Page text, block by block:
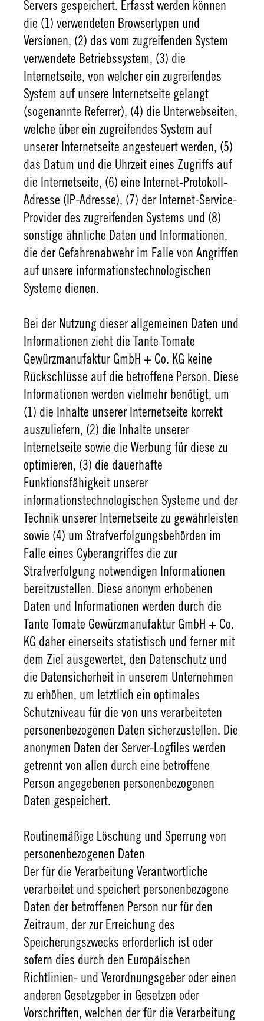
Servers gespeichert. Erfasst werden können
die (1) verwendeten Browsertypen und
Versionen, (2) das vom zugreifenden System
verwendete Betriebssystem, (3) die
Internetseite, von welcher ein zugreifendes
System auf unsere Internetseite gelangt
(sogenannte Referrer), (4) die Unterwebseiten,
welche über ein zugreifendes System auf
unserer Internetseite angesteuert werden, (5)
das Datum und die Uhrzeit eines Zugriffs auf
die Internetseite, (6) eine Internet-Protokoll-
Adresse (IP-Adresse), (7) der Internet-Service-
Provider des zugreifenden Systems und (8)
sonstige ähnliche Daten und Informationen,
die der Gefahrenabwehr im Falle von Angriffen
auf unsere informationstechnologischen
Systeme dienen.
Bei der Nutzung dieser allgemeinen Daten und
Informationen zieht die Tante Tomate
Gewürzmanufaktur GmbH + Co. KG keine
Rückschlüsse auf die betroffene Person. Diese
Informationen werden vielmehr benötigt, um
(1) die Inhalte unserer Internetseite korrekt
auszuliefern, (2) die Inhalte unserer
Internetseite sowie die Werbung für diese zu
optimieren, (3) die dauerhafte
Funktionsfähigkeit unserer
informationstechnologischen Systeme und der
Technik unserer Internetseite zu gewährleisten
sowie (4) um Strafverfolgungsbehörden im
Falle eines Cyberangriffes die zur
Strafverfolgung notwendigen Informationen
bereitzustellen. Diese anonym erhobenen
Daten und Informationen werden durch die
Tante Tomate Gewürzmanufaktur GmbH + Co.
KG daher einerseits statistisch und ferner mit
dem Ziel ausgewertet, den Datenschutz und
die Datensicherheit in unserem Unternehmen
zu erhöhen, um letztlich ein optimales
Schutzniveau für die von uns verarbeiteten
personenbezogenen Daten sicherzustellen. Die
anonymen Daten der Server-Logfiles werden
getrennt von allen durch eine betroffene
Person angegebenen personenbezogenen
Daten gespeichert.
Routinemäßige Löschung und Sperrung von
personenbezogenen Daten
Der für die Verarbeitung Verantwortliche
verarbeitet und speichert personenbezogene
Daten der betroffenen Person nur für den
Zeitraum, der zur Erreichung des
Speicherungszwecks erforderlich ist oder
sofern dies durch den Europäischen
Richtlinien- und Verordnungsgeber oder einen
anderen Gesetzgeber in Gesetzen oder
Vorschriften, welchen der für die Verarbeitung